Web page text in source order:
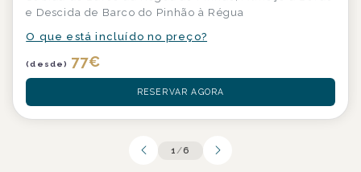
e Descida de Barco do Pinhão à Régua
O que está incluído no preço?
(desde) 77€
RESERVAR AGORA
1 /6